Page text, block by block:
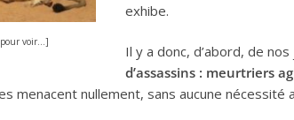
pour voir…]
exhibe.
Il y a donc, d’abord, de
d’assassins : meurtriers
menacent nullement, sans aucune nécessité